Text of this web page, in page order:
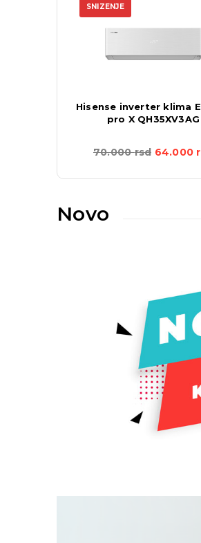
SNIZENJE
Hisense inverter klima
pro X QH35XV3AG
70.000rsd 64.000
Novo
TRENUTNO
Bergen
Apollo